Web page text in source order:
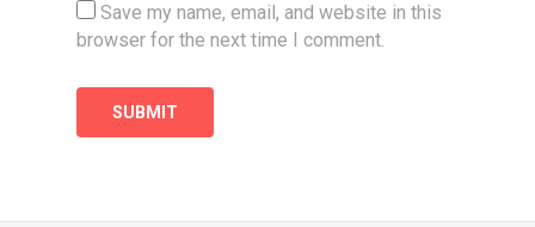
Save my name, email, and website in this
browser for the next time I comment.